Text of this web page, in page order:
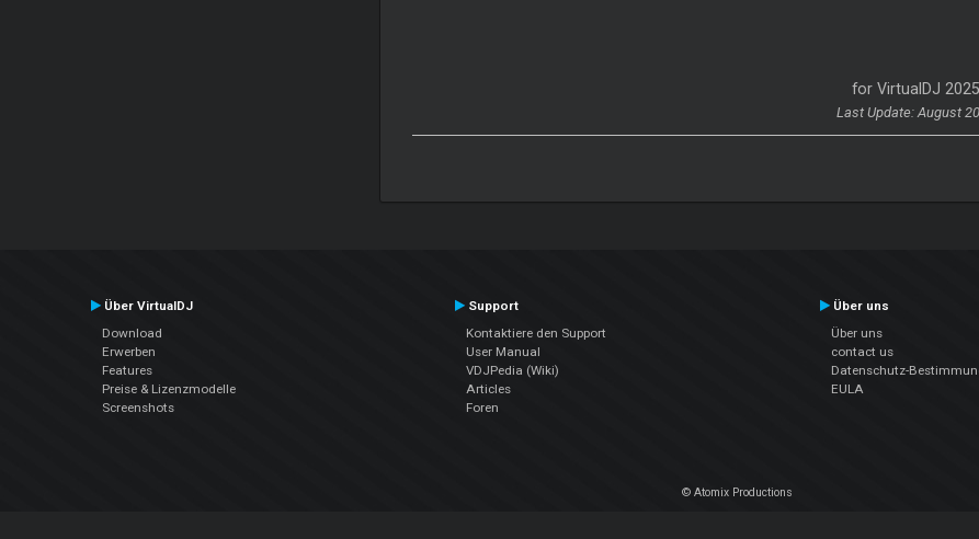
for VirtualDJ 2025
Last Update: August
Über VirtualDJ
Download
Erwerben
Features
Preise & Lizenzmodelle
Screenshots
Support
Kontaktiere den Support
User Manual
VDJPedia (Wiki)
Articles
Foren
Über uns
Über uns
contact us
Datenschutz-
EULA
© Atomix Productions